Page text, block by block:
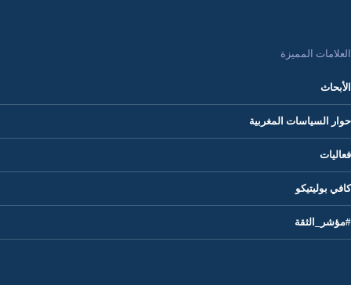
العلامات المميزة
الأبحاث
حوار السياسات المغربية
فعاليات
كافي بوليتيكو
#مؤشر_الثقة